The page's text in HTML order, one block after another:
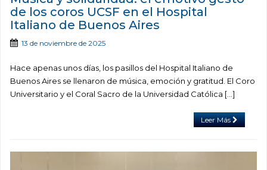
de los coros UCSF en el Hospital
Italiano de Buenos Aires
13 de noviembre de 2025
Hace apenas unos días, los pasillos del Hospital Italiano de
Buenos Aires se llenaron de música, emoción y gratitud. El Coro
Universitario y el Coral Sacro de la Universidad Católica […]
Leer Más